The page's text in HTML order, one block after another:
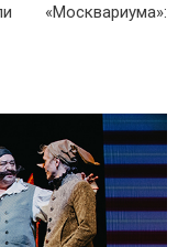
«Москвариума»: